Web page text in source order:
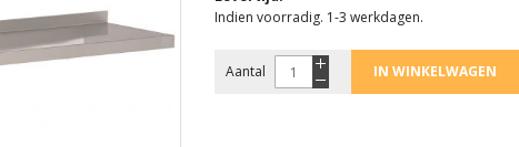
Indien voorradig. 1-3 werkdagen.
Aantal IN WINKELWAGEN